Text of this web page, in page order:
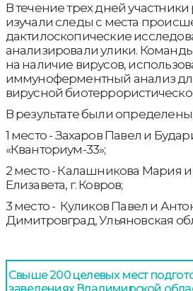
В течение трех дней
изучали следы с места
дактилоскопические
анализировали улики.
на наличие вирусов,
иммуноферментный анализ
вирусной
В результате были
1 место - Захаров Павел и
«Кванториум-33»;
2 место - Калашникова Мария
Елизавета, г. Ковров;
3 место - Куликов Павел и
Димитровград, Ульяновская
Свыше 200 целевых мест